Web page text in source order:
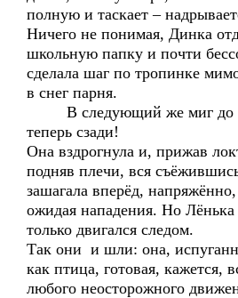
полную и таскает –
Ничего не понимая, Динка
школьную папку и почти
сделала шаг по тропинке
в снег парня.
В следующий же миг до
теперь сзади!
Она вздрогнула и, прижав
подняв плечи, вся
зашагала вперёд,
ожидая нападения. Но
только двигался следом.
Так они и шли: она,
как птица, готовая, кажется,
любого неосторожного